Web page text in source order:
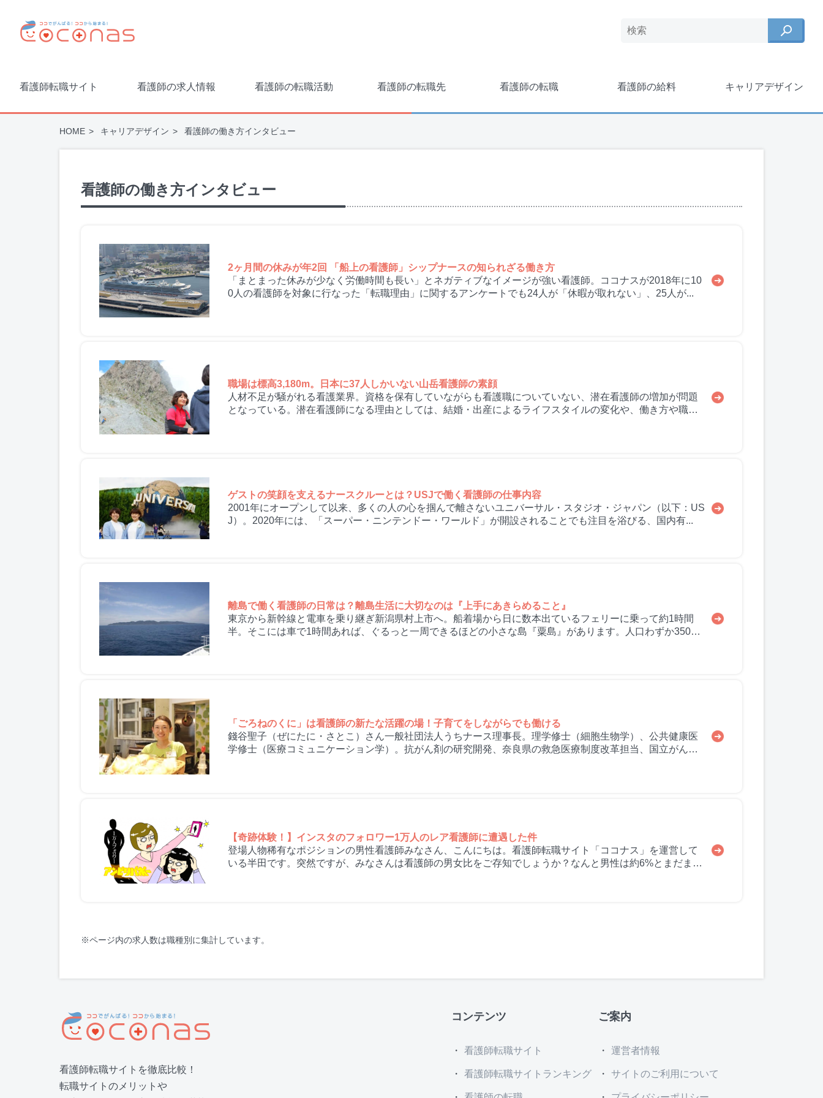
看護師転職サイト 看護師の求人情報 看護師の転職活動 看護師の転職先 看護師の転職 看護師の給料 キャリアデザイン
HOME キャリアデザイン 看護師の働き方インタビュー
看護師の働き方インタビュー
2ヶ月間の休みが年2回 「船上の看護師」シップナースの知られざる働き方
「まとまった休みが少なく労働時間も長い」とネガティブなイメージが強い看護師。ココナスが2018年に10
0人の看護師を対象に行なった「転職理由」に関するアンケートでも24人が「休暇が取れない」、25人が...
職場は標高3,180m。日本に37人しかいない山岳看護師の素顔
人材不足が騒がれる看護業界。資格を保有していながらも看護職についていない、潜在看護師の増加が問題
となっている。潜在看護師になる理由としては、結婚・出産によるライフスタイルの変化や、働き方や職場
ゲストの笑顔を支えるナースクルーとは？USJで働く看護師の仕事内容
2001年にオープンして以来、多くの人の心を掴んで離さないユニバーサル・スタジオ・ジャパン（以下：US
J）。2020年には、「スーパー・ニンテンドー・ワールド」が開設されることでも注目を浴びる、国内有...
離島で働く看護師の日常は？離島生活に大切なのは『上手にあきらめること』
東京から新幹線と電車を乗り継ぎ新潟県村上市へ。船着場から日に数本出ているフェリーに乗って約1時間
半。そこには車で1時間あれば、ぐるっと一周できるほどの小さな島『粟島』があります。人口わずか350
「ごろねのくに」は看護師の新たな活躍の場！子育てをしながらでも働ける
錢谷聖子（ぜにたに・さとこ）さん一般社団法人うちナース理事長。理学修士（細胞生物学）、公共健康医
学修士（医療コミュニケーション学）。抗がん剤の研究開発、奈良県の救急医療制度改革担当、国立がん研
【奇跡体験！】インスタのフォロワー1万人のレア看護師に遭遇した件
登場人物稀有なポジションの男性看護師みなさん、こんにちは。看護師転職サイト「ココナス」を運営して
いる半田です。突然ですが、みなさんは看護師の男女比をご存知でしょうか？なんと男性は約6%とまだまだ
※ページ内の求人数は職種別に集計しています。
看護師転職サイトを徹底比較！
転職サイトのメリットや
コンテンツ
看護師転職サイト
看護師転職サイトランキング
ご案内
運営者情報
サイトのご利用について